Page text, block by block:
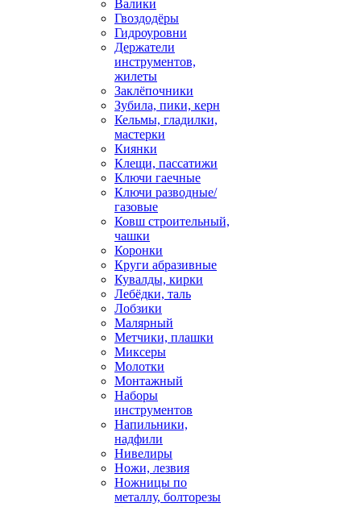
Валики
Гвоздодёры
Гидроуровни
Держатели
инструментов,
жилеты
Заклёпочники
Зубила, пики, керн
Кельмы, гладилки,
мастерки
Киянки
Клещи, пассатижи
Ключи гаечные
Ключи разводные/
газовые
Ковш строительный,
чашки
Коронки
Круги абразивные
Кувалды, кирки
Лебёдки, таль
Лобзики
Малярный
Метчики, плашки
Миксеры
Молотки
Монтажный
Наборы
инструментов
Напильники,
надфили
Нивелиры
Ножи, лезвия
Ножницы по
металлу, болторезы